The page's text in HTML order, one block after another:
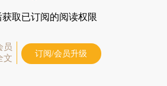
获取已订阅的阅读权限
员
文
订阅/会员升级